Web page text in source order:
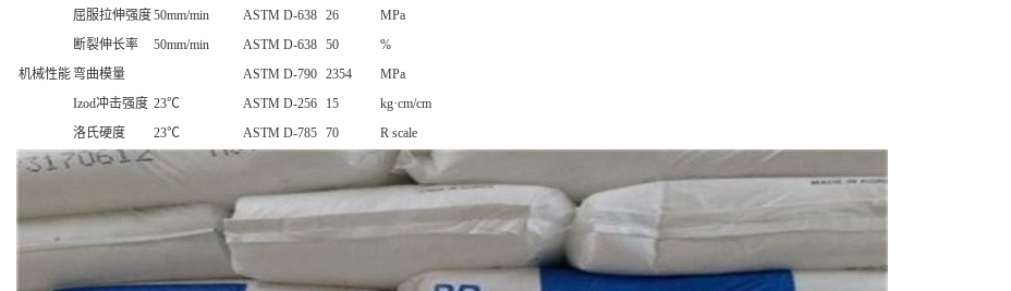
机械性能
屈服拉伸强度50mm/min ASTM D-638 26
MPa
断裂伸长率
50mm/min ASTM D-638 50
%
弯曲模量
ASTM D-790 2354
MPa
Izod冲击强度 23℃ ASTM D-256 15
kg·cm/cm
洛氏硬度
23℃ ASTM D-785 70 R scale